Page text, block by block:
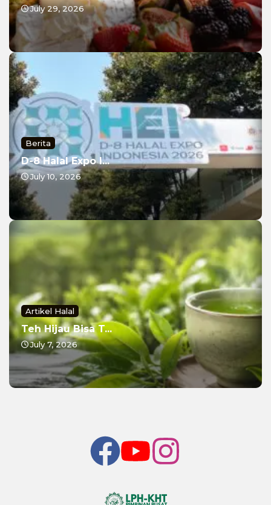
July 29, 2026
Berita
D-8 Halal Expo I...
July 10, 2026
Artikel Halal
Teh Hijau Bisa T...
July 7, 2026